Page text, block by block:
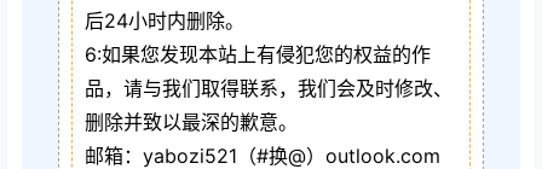
后24小时内删除。
6:如果您发现本站上有侵犯您的权益的作
品，请与我们取得联系，我们会及时修改、
删除并致以最深的歉意。
邮箱：yabozi521（#换@）outlook.com